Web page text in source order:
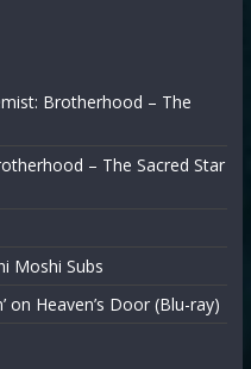
Brotherhood – The
– The Sacred Star
Moshi Subs
on Heaven’s Door (Blu-ray)